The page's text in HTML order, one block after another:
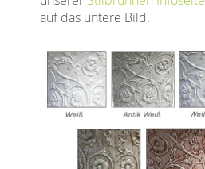
auf das untere Bild.